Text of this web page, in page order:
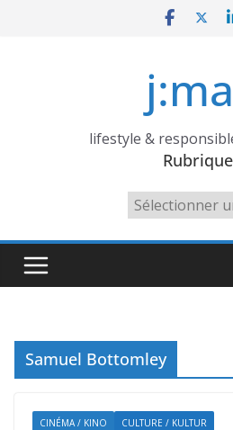
lifestyle &
Rubriques
Samuel Bottomley
CINÉMA / KINO CULTURE / KULTUR